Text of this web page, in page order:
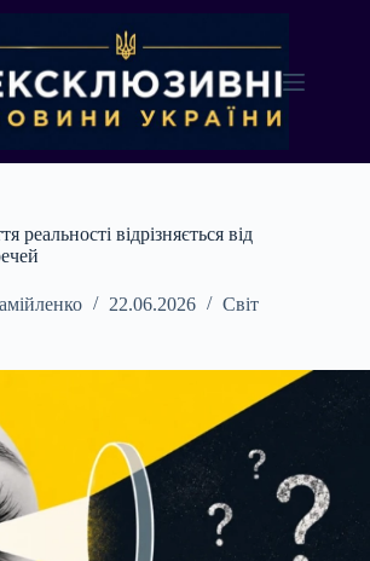
відрізняється від
22.06.2026 Світ